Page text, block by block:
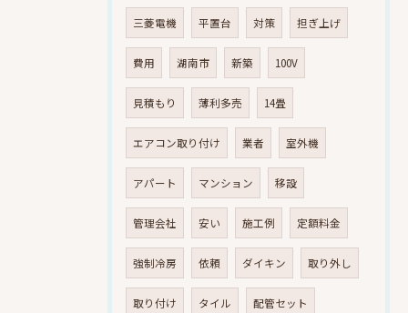
三菱電機 平置台 対策 担ぎ上げ
費用 湖南市 新築 100V
見積もり 薄利多売 14畳
エアコン取り付け 業者 室外機
アパート マンション 移設
管理会社 安い 施工例 定額料金
強制冷房 依頼 ダイキン 取り外し
取り付け タイル 配管セット